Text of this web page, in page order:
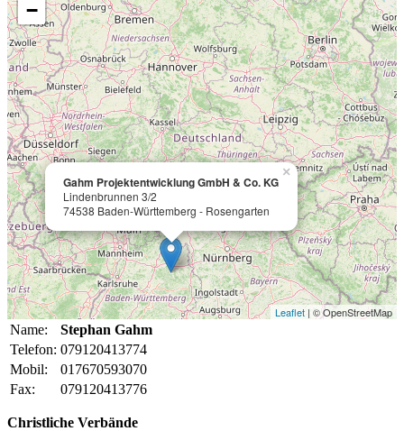
Gahm Projektentwicklung GmbH & Co. KG
Lindenbrunnen 3/2
74538 Baden-Württemberg - Rosengarten
×
−
Leaflet | © OpenStreetMap
Name:
Stephan Gahm
Telefon: 079120413774
Mobil:
017670593070
Fax:
079120413776
Christliche Verbände